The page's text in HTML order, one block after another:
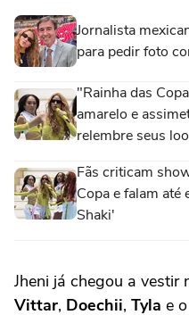
Jornalista
para pedir foto
"Rainha das
amarelo e
relembre seus
Fãs criticam
Copa e falam até
Shaki'
Jheni já chegou a vestir
Vittar, Doechii, Tyla e